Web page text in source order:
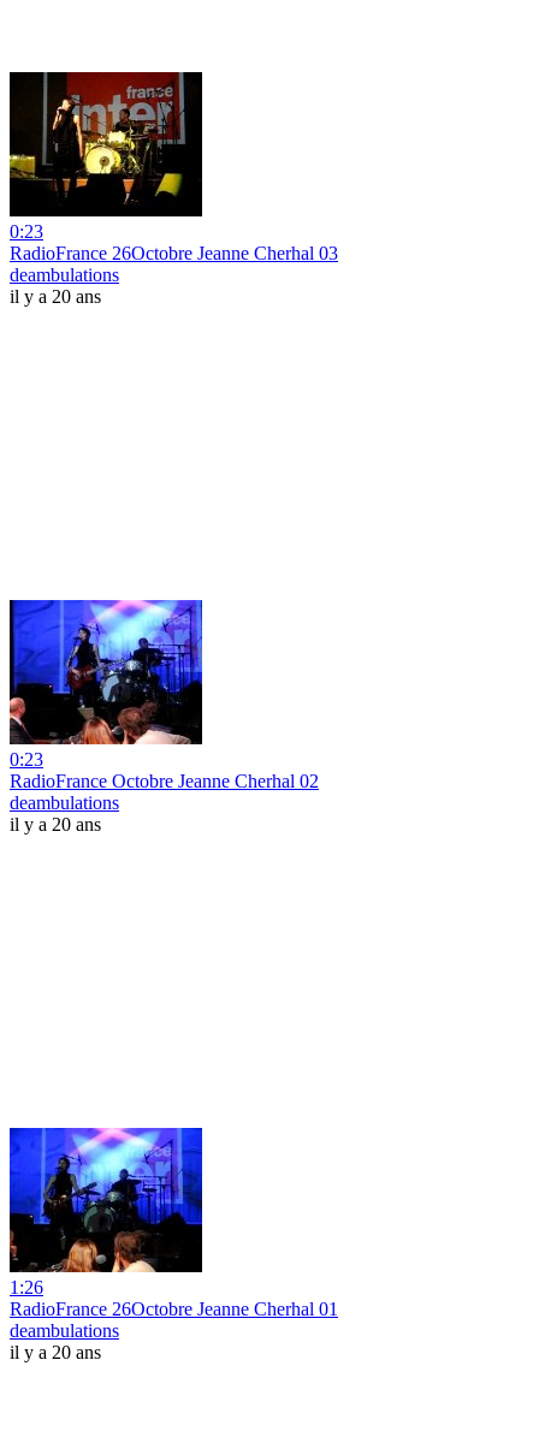
0:23
RadioFrance 26Octobre Jeanne Cherhal 03
deambulations
il y a 20 ans
0:23
RadioFrance Octobre Jeanne Cherhal 02
deambulations
il y a 20 ans
1:26
RadioFrance 26Octobre Jeanne Cherhal 01
deambulations
il y a 20 ans